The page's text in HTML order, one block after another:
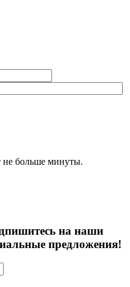
не больше минуты.
на наши
предложения!